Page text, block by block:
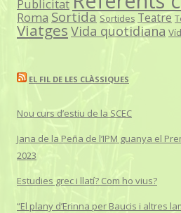
Publicitat
Roma Sortida Sortides Teatre
ViatgesVida quotidiana
EL FIL DE LES CLÀSSIQUES
Nou curs d’estiu de la SCEC
Jana de la Peña de l’IPM guanya el
2023
Estudies grec i llatí? Com ho vius?
“El plany d’Erinna per Baucis i altres